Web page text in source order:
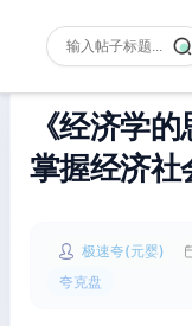
《经济学
掌握经济
极速夸(元婴)
夸克盘